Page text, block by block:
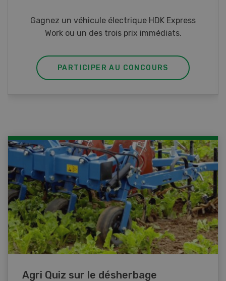
Gagnez l’un des cinq couteaux de poche LANDI
PARTICIPER AU CONCOURS
Agri Quiz sur le désherbage